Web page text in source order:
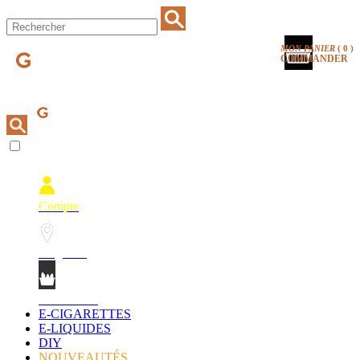
MON PANIER ( 0 )
COMMANDER
Compte
E-CIGARETTES
E-LIQUIDES
DIY
NOUVEAUTÉS